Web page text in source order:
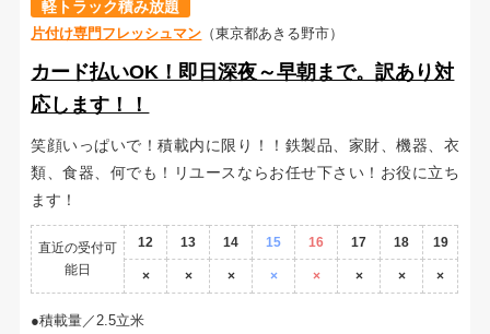
軽トラック積み放題
片付け専門フレッシュマン （東京都あきる野市）
カード払いOK！即日深夜～早朝まで。訳あり対
応します！！
笑顔いっぱいで！積載内に限り！！鉄製品、家財、機器、衣
類、食器、何でも！リユースならお任せ下さい！お役に立ち
ます！
直近の受付可
能日
12 13 14 15 16 17 18 19
× × × × × × × ×
積載量／2.5立米